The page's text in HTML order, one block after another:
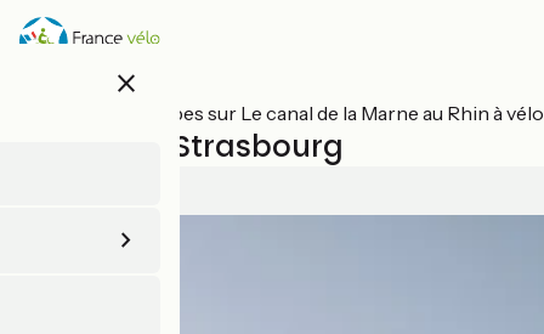
Aller
au
close
Toutes les étapes sur Le canal de la Marne au Rhin à vélo
Saverne / Strasbourg